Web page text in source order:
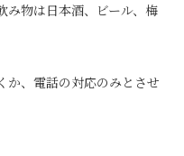
ビール、梅
、電話の対応のみとさせ